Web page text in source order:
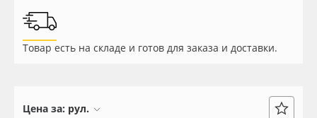
Бренды
Доставка
Самоклеящиеся плёнки
Листовые материалы
Товар есть на складе и готов для заказа и доставки.
Цена за: рул.